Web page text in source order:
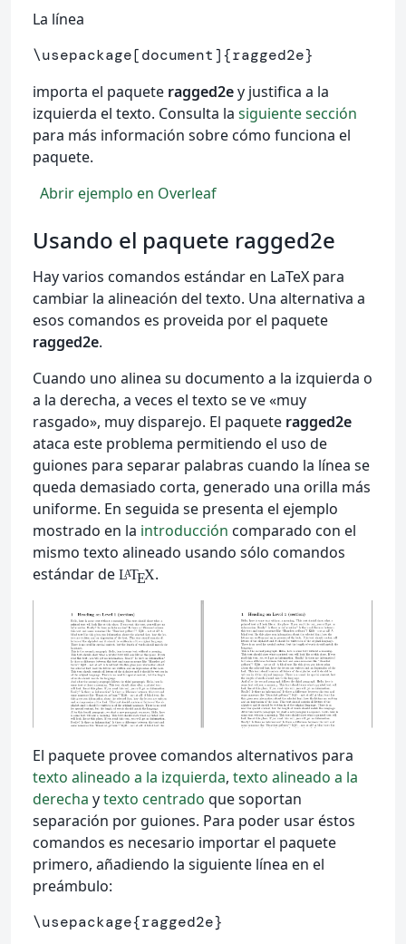
La línea
\usepackage[document]{ragged2e}
importa el paquete ragged2ey justifica a la
izquierda el texto. Consulta la siguiente sección
para más información sobre cómo funciona el
paquete.
Abrir ejemplo en Overleaf
Usando el paquete ragged2e
Hay varios comandos estándar en LaTeX para
cambiar la alineación del texto. Una alternativa a
esos comandos es proveida por el paquete
ragged2e.
Cuando uno alinea su documento a la izquierda o
a la derecha, a veces el texto se ve «muy
rasgado», muy disparejo. El paquete ragged2e
ataca este problema permitiendo el uso de
guiones para separar palabras cuando la línea se
queda demasiado corta, generado una orilla más
uniforme. En seguida se presenta el ejemplo
mostrado en la introducción comparado con el
mismo texto alineado usando sólo comandos
estándar de LATEX.
El paquete provee comandos alternativos para
texto alineado a la izquierda, texto alineado a la
derecha ytexto centrado que soportan
separación por guiones. Para poder usar éstos
comandos es necesario importar el paquete
primero, añadiendo la siguiente línea en el
preámbulo:
\usepackage{ragged2e}